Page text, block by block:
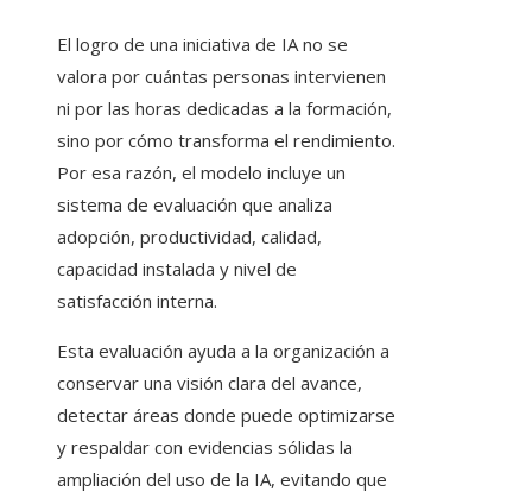
El logro de una iniciativa de IA no se
valora por cuántas personas intervienen
ni por las horas dedicadas a la formación,
sino por cómo transforma el rendimiento.
Por esa razón, el modelo incluye un
sistema de evaluación que analiza
adopción, productividad, calidad,
capacidad instalada y nivel de
satisfacción interna.
Esta evaluación ayuda a la organización a
conservar una visión clara del avance,
detectar áreas donde puede optimizarse
y respaldar con evidencias sólidas la
ampliación del uso de la IA, evitando que